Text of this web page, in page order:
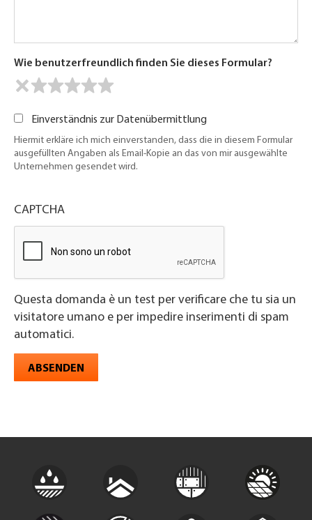
Wie benutzerfreundlich finden Sie dieses Formular?
Einverständnis zur Datenübermittlung
Hiermit erkläre ich mich einverstanden, dass die in diesem Formular
ausgefüllten Angaben als Email-Kopie an das von mir ausgewählte
Unternehmen gesendet wird.
CAPTCHA
Questa domanda è un test per verificare che tu sia un
visitatore umano e per impedire inserimenti di spam
automatici.
ABSENDEN